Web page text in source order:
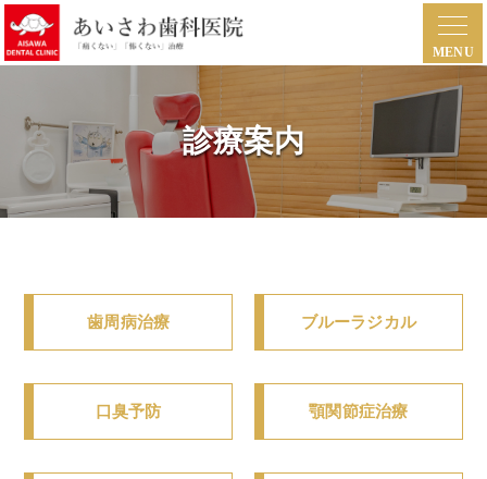
診療案内
歯周病治療 ブルーラジカル
口臭予防 顎関節症治療